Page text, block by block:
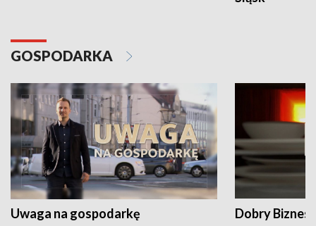
GOSPODARKA
Uwaga na gospodarkę Dobry Biznes